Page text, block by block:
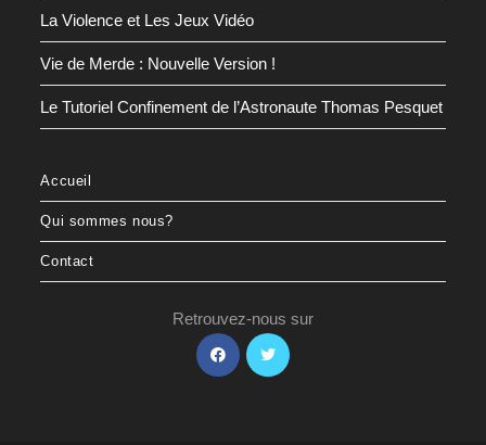
La Violence et Les Jeux Vidéo
Vie de Merde : Nouvelle Version !
Le Tutoriel Confinement de l’Astronaute Thomas Pesquet
Accueil
Qui sommes nous?
Contact
Retrouvez-nous sur
S’ouvre
dans
S’ouvre